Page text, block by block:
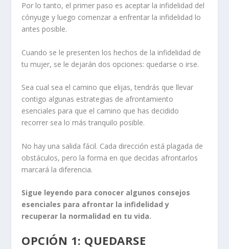
Por lo tanto, el primer paso es aceptar la infidelidad del
cónyuge y luego comenzar a enfrentar la infidelidad lo
antes posible.
Cuando se le presenten los hechos de la infidelidad de
tu mujer, se le dejarán dos opciones: quedarse o irse.
Sea cual sea el camino que elijas, tendrás que llevar
contigo algunas estrategias de afrontamiento
esenciales para que el camino que has decidido
recorrer sea lo más tranquilo posible.
No hay una salida fácil. Cada dirección está plagada de
obstáculos, pero la forma en que decidas afrontarlos
marcará la diferencia.
Sigue leyendo para conocer algunos consejos
esenciales para afrontar la infidelidad y
recuperar la normalidad en tu vida.
OPCIÓN 1: QUEDARSE